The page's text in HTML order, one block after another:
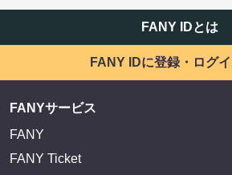
FANY IDとは
FANY IDに登録・ログ
FANYサービス
FANY
FANY Ticket